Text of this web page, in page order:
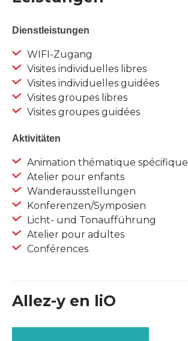
Dienstleistungen
WIFI-Zugang
Visites individuelles libres
Visites individuelles guidées
Visites groupes libres
Visites groupes guidées
Aktivitäten
Animation thématique spécifique
Atelier pour enfants
Wanderausstellungen
Konferenzen/Symposien
Licht- und Tonaufführung
Atelier pour adultes
Conférences
Allez-y en liO